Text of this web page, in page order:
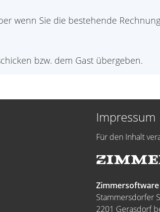
wenn Sie die bestehende
bzw. dem Gast übergeben.
Impressum
Für den Inhalt
Zimmersoftware
Stammersdorfer
2201 Gerasdorf